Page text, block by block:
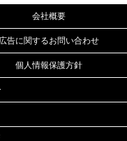
会社概要
広告に関するお問い合わせ
個人情報保護方針